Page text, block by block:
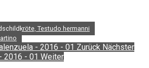
Testudo hermanni
- 2016 - 01 Zurück Nächster
2016 - 01 Weiter